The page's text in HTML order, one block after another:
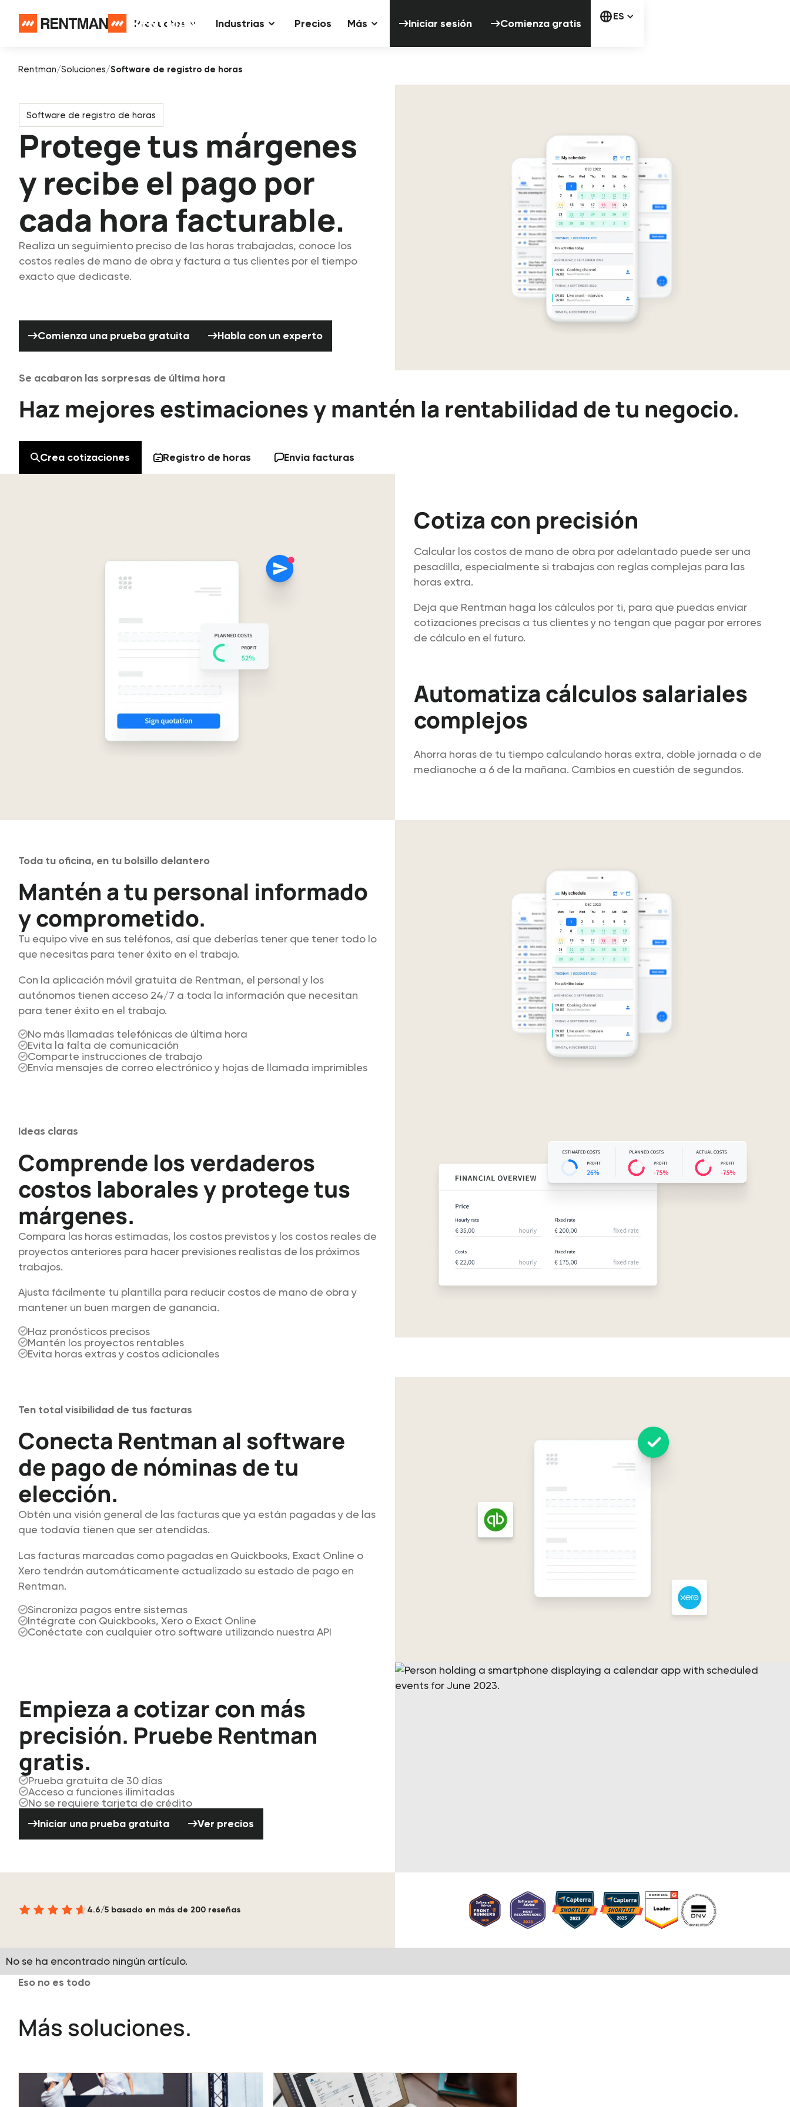
Productos Industrias Precios Más Iniciar sesión Comienza gratis
ES
Rentman/Soluciones/Software de registro de horas
Software de registro de horas
Protege tus márgenes
y recibe el pago por
cada hora facturable.
Realiza un seguimiento preciso de las horas trabajadas, conoce los
costos reales de mano de obra y factura a tus clientes por el tiempo
exacto que dedicaste.
Comienza una prueba gratuita Habla con un experto
Se acabaron las sorpresas de última hora
Haz mejores estimaciones y mantén la rentabilidad de tu negocio.
Crea cotizaciones Registro de horas Envia facturas
Cotiza con precisión
Calcular los costos de mano de obra por adelantado puede ser una
pesadilla, especialmente si trabajas con reglas complejas para las
horas extra.
Deja que Rentman haga los cálculos por ti, para que puedas enviar
cotizaciones precisas a tus clientes y no tengan que pagar por errores
de cálculo en el futuro.
Automatiza cálculos salariales
complejos
Ahorra horas de tu tiempo calculando horas extra, doble jornada o de
medianoche a 6 de la mañana. Cambios en cuestión de segundos.
Toda tu oficina, en tu bolsillo delantero
Mantén a tu personal informado
y comprometido.
Tu equipo vive en sus teléfonos, así que deberías tener que tener todo lo
que necesitas para tener éxito en el trabajo.
Con la aplicación móvil gratuita de Rentman, el personal y los
autónomos tienen acceso 24/7 a toda la información que necesitan
para tener éxito en el trabajo.
No más llamadas telefónicas de última hora
Evita la falta de comunicación
Comparte instrucciones de trabajo
Envía mensajes de correo electrónico y hojas de llamada imprimibles
Ideas claras
Comprende los verdaderos
costos laborales y protege tus
márgenes.
Compara las horas estimadas, los costos previstos y los costos reales de
proyectos anteriores para hacer previsiones realistas de los próximos
trabajos.
Ajusta fácilmente tu plantilla para reducir costos de mano de obra y
mantener un buen margen de ganancia.
Haz pronósticos precisos
Mantén los proyectos rentables
Evita horas extras y costos adicionales
Ten total visibilidad de tus facturas
Conecta Rentman al software
de pago de nóminas de tu
elección.
Obtén una visión general de las facturas que ya están pagadas y de las
que todavía tienen que ser atendidas.
Las facturas marcadas como pagadas en Quickbooks, Exact Online o
Xero tendrán automáticamente actualizado su estado de pago en
Rentman.
Sincroniza pagos entre sistemas
Intégrate con Quickbooks, Xero o Exact Online
Conéctate con cualquier otro software utilizando nuestra API
Empieza a cotizar con más
precisión. Pruebe Rentman
gratis.
Prueba gratuita de 30 días
Acceso a funciones ilimitadas
No se requiere tarjeta de crédito
Iniciar una prueba gratuita Ver precios
4.6/5 basado en más de 200 reseñas
No se ha encontrado ningún artículo.
Eso no es todo
Más soluciones.